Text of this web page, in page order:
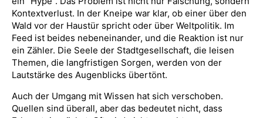
Kontextverlust. In der Kneipe war klar, ob einer über den
Wald vor der Haustür spricht oder über Weltpolitik. Im
Feed ist beides nebeneinander, und die Reaktion ist nur
ein Zähler. Die Seele der Stadtgesellschaft, die leisen
Themen, die langfristigen Sorgen, werden von der
Lautstärke des Augenblicks übertönt.
Auch der Umgang mit Wissen hat sich verschoben.
Quellen sind überall, aber das bedeutet nicht, dass